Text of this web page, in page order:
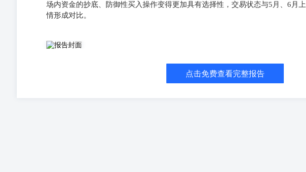
场内资金的抄底、防御性买入操作变得更加具有选择性，交易状态与5月、6月
情形成对比。
点击免费查看完整报告